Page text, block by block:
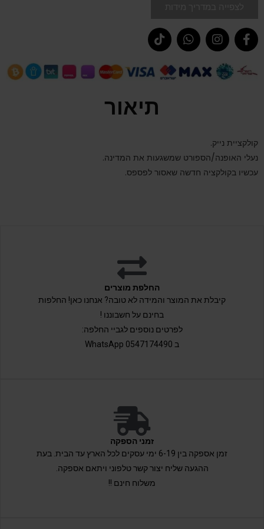
תיאור
קולקציית נייק.
נעלי האופנה/הספורט שמשגעות את המדינה.
עכשיו בקולקציה חדשה שאסור לפספס.
החלפת מוצרים
קיבלת את המוצר והמידה לא טובה? אנחנו כאן! החלפות
בחינם על חשבוננו !
לפרטים נוספים לגביי החלפה:
ב 0547174490 WhatsApp
זמני הספקה
זמן אספקה בין 6-19 ימי עסקים לכל הארץ עד הבית. בעת
ההגעה שליח יצור קשר טלפוני ויתאם אספקה.
משלוח חינם !!